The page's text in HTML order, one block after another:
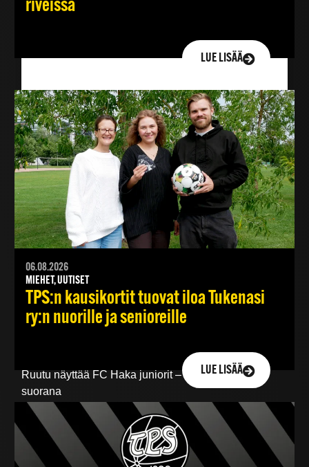
Ruutu näyttää FC Haka juniorit – TPS -ottelun
suorana
lähetyksenä: https://www.ruutu.fi/stream/4064210
riveissä
LUE LISÄÄ
06.08.2026
MIEHET, UUTISET
TPS:n kausikortit tuovat iloa Tukenasi
ry:n nuorille ja senioreille
LUE LISÄÄ